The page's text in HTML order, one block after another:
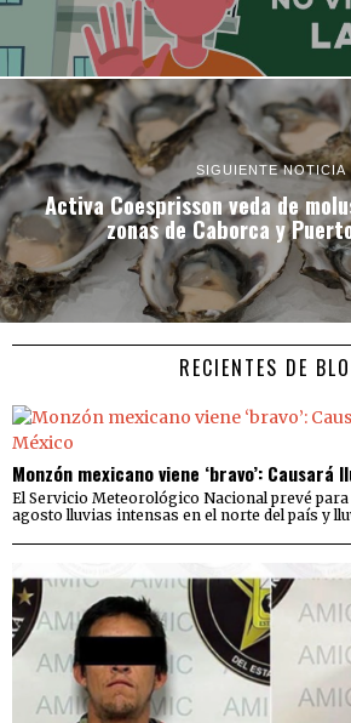
SIGUIENTE NOTICIA
Activa Coesprisson veda de
zonas de Caborca y
RECIENTES DE
Monzón mexicano viene ‘bravo’: Causará
El Servicio Meteorológico Nacional prevé para
agosto lluvias intensas en el norte del país y